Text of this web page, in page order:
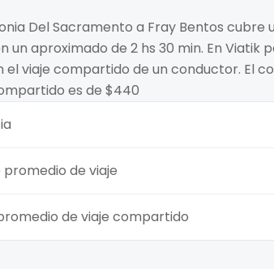
Del Sacramento a Fray Bentos cubre
un aproximado de 2 hs 30 min. En Viatik
el viaje compartido de un conductor. El
es de $440
promedio de viaje
de viaje compartido